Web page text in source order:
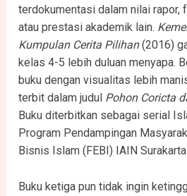
terdokumentasi dalam nilai rapor,
atau prestasi akademik lain.
Kumpulan Cerita Pilihan(2016)
kelas 4-5 lebih duluan menyapa.
buku dengan visualitas lebih
terbit dalam judul Pohon Coricta
Buku diterbitkan sebagai serial
Program Pendampingan
Bisnis Islam (FEBI) IAIN
Buku ketiga pun tidak ingin